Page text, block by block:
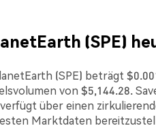
(SPE)
(SPE) beträgt
von $5,144.28.
über einen
Marktdaten